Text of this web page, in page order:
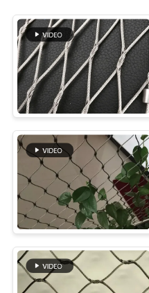
DU
SITE
POLITIQUE
DE